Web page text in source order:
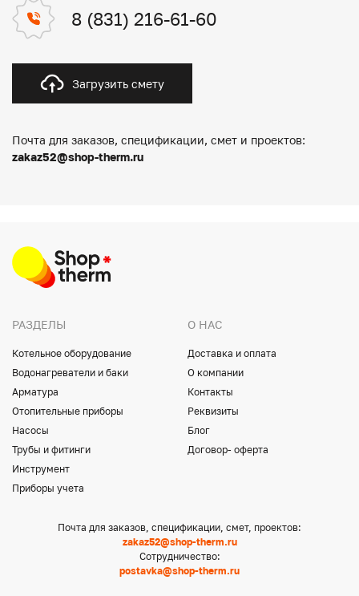
8 (831) 216-61-60
Загрузить смету
Почта для заказов, спецификации, смет и проектов:
zakaz52@shop-therm.ru
РАЗДЕЛЫ
Котельное оборудование
Водонагреватели и баки
Арматура
Отопительные приборы
Насосы
Трубы и фитинги
Инструмент
Приборы учета
О НАС
Доставка и оплата
О компании
Контакты
Реквизиты
Блог
Договор- оферта
Почта для заказов, спецификации, смет, проектов:
zakaz52@shop-therm.ru
Сотрудничество:
postavka@shop-therm.ru